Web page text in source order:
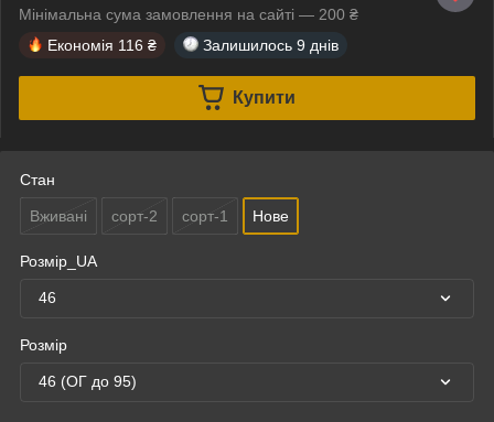
Мінімальна сума замовлення на сайті — 200 ₴
Економія 116 ₴ Залишилось 9 днів
Купити
Стан
Вживані сорт-2 сорт-1 Нове
Розмір_UA
46
Розмір
46 (ОГ до 95)